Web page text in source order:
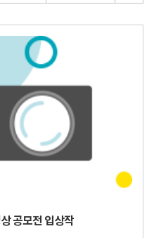
공모전 입상작